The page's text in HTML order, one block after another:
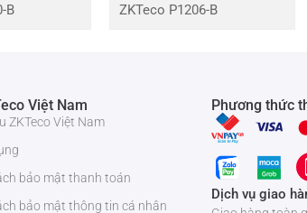
3, Cảm biến cửa, Nút thoát, Báo động
B
ZKTeco P1206-B
Việt Nam
ZKTeco Việt Nam
bảo mật thanh toán
bảo mật thông tin cá nhân
Phương thức
Dịch vụ giao